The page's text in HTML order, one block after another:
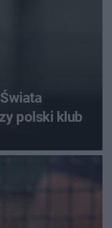
polski klub